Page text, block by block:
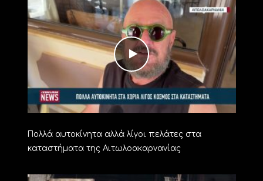
Πολλά αυτοκίνητα αλλά λίγοι πελάτες στα
καταστήματα της Αιτωλοακαρνανίας